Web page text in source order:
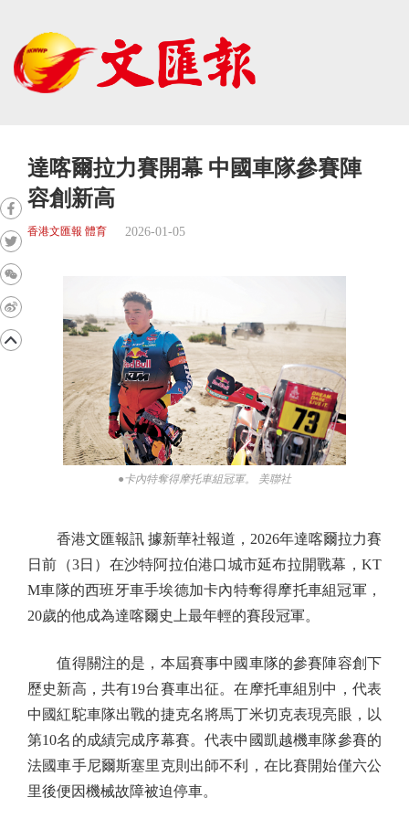
達喀爾拉力賽開幕 中國車隊參賽陣
容創新高
香港文匯報 體育 2026-01-05
●卡內特奪得摩托車組冠軍。 美聯社
香港文匯報訊 據新華社報道，2026年達喀爾拉力賽
日前（3日）在沙特阿拉伯港口城市延布拉開戰幕，KT
M車隊的西班牙車手埃德加卡內特奪得摩托車組冠軍，
20歲的他成為達喀爾史上最年輕的賽段冠軍。
值得關注的是，本屆賽事中國車隊的參賽陣容創下
歷史新高，共有19台賽車出征。在摩托車組別中，代表
中國紅駝車隊出戰的捷克名將馬丁米切克表現亮眼，以
第10名的成績完成序幕賽。代表中國凱越機車隊參賽的
法國車手尼爾斯塞里克則出師不利，在比賽開始僅六公
里後便因機械故障被迫停車。